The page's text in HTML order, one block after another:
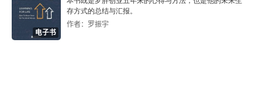
电子书
存方式的总结与汇报。
作者：罗振宇